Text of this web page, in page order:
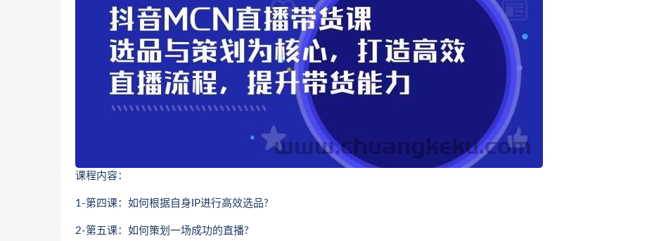
课程内容：
1-第四课：如何根据自身IP进行高效选品?
2-第五课：如何策划一场成功的直播?